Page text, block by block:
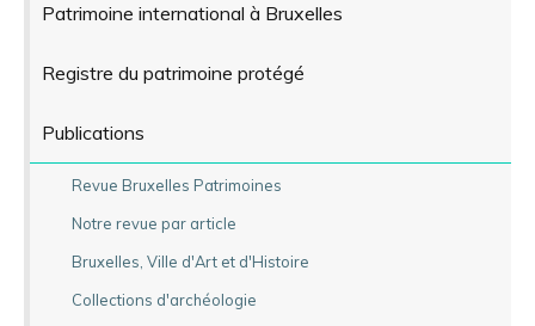
Patrimoine international à Bruxelles
Registre du patrimoine protégé
Publications
Revue Bruxelles Patrimoines
Notre revue par article
Bruxelles, Ville d'Art et d'Histoire
Collections d'archéologie